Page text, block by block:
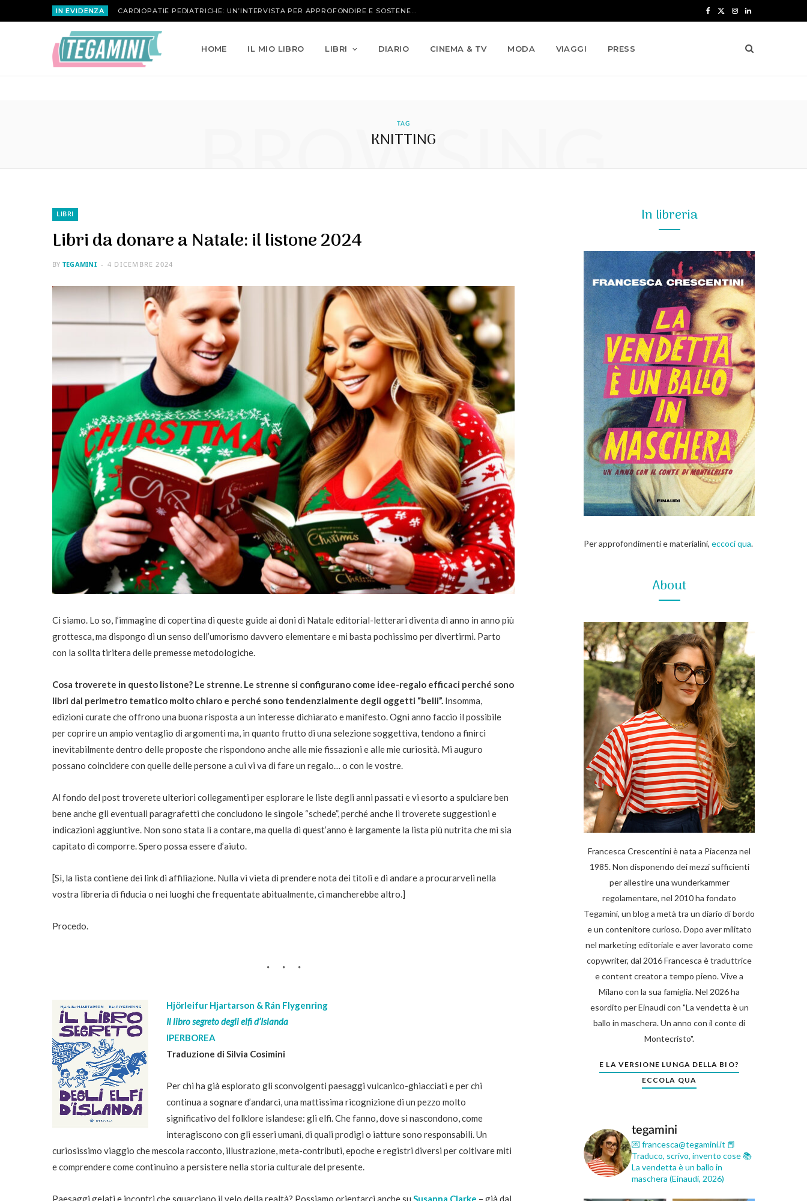
IN EVIDENZA I L
n
HOME IL MIO LIBRO LIBRI DIARIO CINEMA & TV MODA VIAGGI PRESS
TAG
KNITTING
BROWSING
LIBRI
Libri da donare a Natale: il listone 2024
BY TEGAMINI 4 DICEMBRE 2024
Ci siamo. Lo so, l’immagine di copertina di queste guide ai doni di Natale editorial-letterari diventa di anno in anno più
grottesca, ma dispongo di un senso dell’umorismo davvero elementare e mi basta pochissimo per divertirmi. Parto
con la solita tiritera delle premesse metodologiche.
Cosa troverete in questo listone? Le strenne. Le strenne si configurano come idee-regalo efficaci perché sono
libri dal perimetro tematico molto chiaro e perché sono tendenzialmente degli oggetti “belli”. Insomma,
edizioni curate che offrono una buona risposta a un interesse dichiarato e manifesto. Ogni anno faccio il possibile
per coprire un ampio ventaglio di argomenti ma, in quanto frutto di una selezione soggettiva, tendono a finirci
inevitabilmente dentro delle proposte che rispondono anche alle mie fissazioni e alle mie curiosità. Mi auguro
possano coincidere con quelle delle persone a cui vi va di fare un regalo… o con le vostre.
Al fondo del post troverete ulteriori collegamenti per esplorare le liste degli anni passati e vi esorto a spulciare ben
bene anche gli eventuali paragrafetti che concludono le singole “schede”, perché anche lì troverete suggestioni e
indicazioni aggiuntive. Non sono stata lì a contare, ma quella di quest’anno è largamente la lista più nutrita che mi sia
capitato di comporre. Spero possa essere d’aiuto.
[Sì, la lista contiene dei link di affiliazione. Nulla vi vieta di prendere nota dei titoli e di andare a procurarveli nella
vostra libreria di fiducia o nei luoghi che frequentate abitualmente, ci mancherebbe altro.]
Procedo.
Hjörleifur Hjartarson & Rán Flygenring
Il libro segreto degli elfi d’Islanda
IPERBOREA
Traduzione di Silvia Cosimini
Per chi ha già esplorato gli sconvolgenti paesaggi vulcanico-ghiacciati e per chi
continua a sognare d’andarci, una mattissima ricognizione di un pezzo molto
significativo del folklore islandese: gli elfi. Che fanno, dove si nascondono, come
interagiscono con gli esseri umani, di quali prodigi o iatture sono responsabili. Un
curiosissimo viaggio che mescola racconto, illustrazione, meta-contributi, epoche e registri diversi per coltivare miti
e comprendere come continuino a persistere nella storia culturale del presente.
Paesaggi gelati e incontri che squarciano il velo della realtà? Possiamo orientarci anche su Susanna Clarke – già dal
In libreria
Per approfondimenti e materialini, eccoci qua.
About
Francesca Crescentini è nata a Piacenza nel
1985. Non disponendo dei mezzi sufficienti
per allestire una wunderkammer
regolamentare, nel 2010 ha fondato
Tegamini, un blog a metà tra un diario di bordo
e un contenitore curioso. Dopo aver militato
nel marketing editoriale e aver lavorato come
copywriter, dal 2016 Francesca è traduttrice
e content creator a tempo pieno. Vive a
Milano con la sua famiglia. Nel 2026 ha
esordito per Einaudi con "La vendetta è un
ballo in maschera. Un anno con il conte di
Montecristo".
E LA VERSIONE LUNGA DELLA BIO?
ECCOLA QUA
tegamini
💌 francesca@tegamini.it 📕
Traduco, scrivo, invento cose 📚
La vendetta è un ballo in
maschera (Einaudi, 2026)